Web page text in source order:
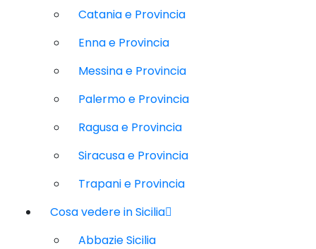
Catania e Provincia
Enna e Provincia
Messina e Provincia
Palermo e Provincia
Ragusa e Provincia
Siracusa e Provincia
Trapani e Provincia
Cosa vedere in Sicilia
Abbazie Sicilia